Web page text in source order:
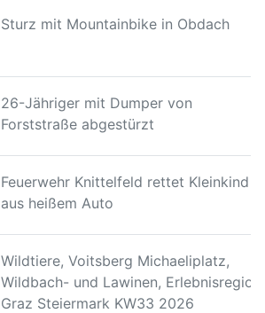
Sturz mit Mountainbike in Obdach
26-Jähriger mit Dumper von
Forststraße abgestürzt
Feuerwehr Knittelfeld rettet Kleinkind
aus heißem Auto
Wildtiere, Voitsberg Michaeliplatz,
Wildbach- und Lawinen, Erlebnisregion
Graz Steiermark KW33 2026